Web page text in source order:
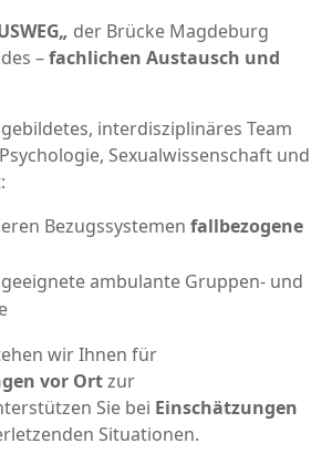
„ der Brücke Magdeburg
–fachlichen Austausch und
interdisziplinäres Team
Sexualwissenschaft und
Bezugssystemen fallbezogene
ambulante Gruppen- und
wir Ihnen für
vor Ortzur
Sie bei Einschätzungen
Situationen.